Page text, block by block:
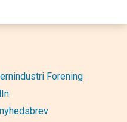
Forening